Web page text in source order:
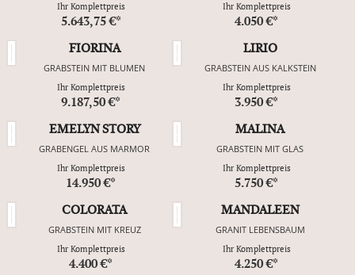
Ihr Komplettpreis
5.643,75 €*
Ihr Komplettpreis
4.050 €*
FIORINA
GRABSTEIN MIT BLUMEN
Ihr Komplettpreis
9.187,50 €*
LIRIO
GRABSTEIN AUS KALKSTEIN
Ihr Komplettpreis
3.950 €*
EMELYN STORY
GRABENGEL AUS MARMOR
Ihr Komplettpreis
14.950 €*
MALINA
GRABSTEIN MIT GLAS
Ihr Komplettpreis
5.750 €*
COLORATA
GRABSTEIN MIT KREUZ
Ihr Komplettpreis
4.400 €*
MANDALEEN
GRANIT LEBENSBAUM
Ihr Komplettpreis
4.250 €*